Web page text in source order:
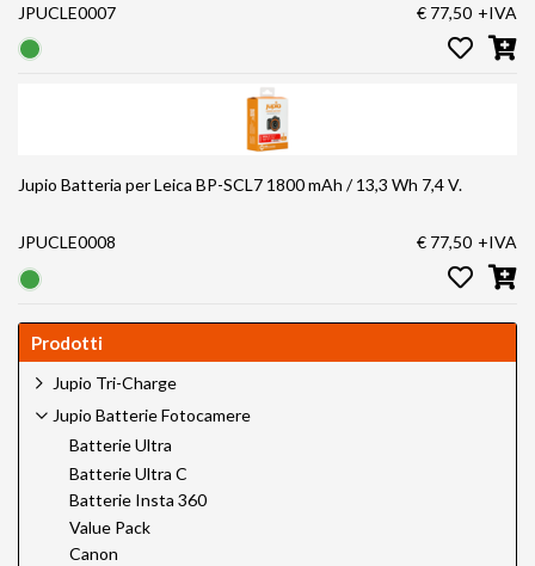
JPUCLE0007 € 77,50 +IVA
Jupio Batteria per Leica BP-SCL7 1800 mAh / 13,3 Wh 7,4 V.
JPUCLE0008 € 77,50 +IVA
Prodotti
Jupio Tri-Charge
Jupio Batterie Fotocamere
Batterie Ultra
Batterie Ultra C
Batterie Insta 360
Value Pack
Canon